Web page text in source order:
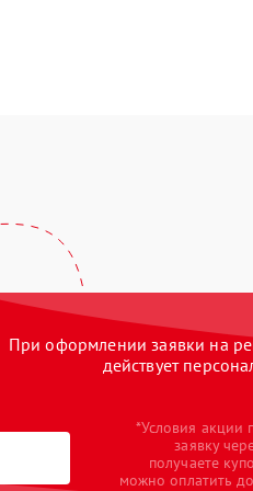
При оформлении заявки на
действует
*Условия акции
заявку
получаете
можно оплатить